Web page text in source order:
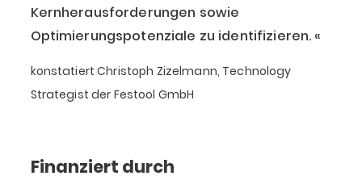
Kernherausforderungen sowie
Optimierungspotenziale zu identifizieren.
konstatiert Christoph Zizelmann, Technology
Strategist der Festool GmbH
Finanziert durch